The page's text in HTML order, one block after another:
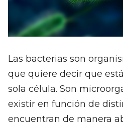
Las bacterias son
que quiere decir que
sola célula. Son
existir en función de
encuentran de manera